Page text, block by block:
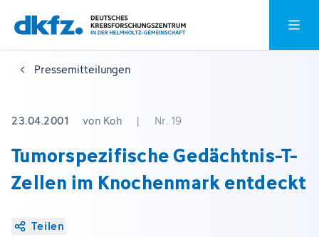
Zum
Hauptinhalt
springen
Zur
Fußzeile
springen
Pressemitteilungen
23.04.2001 von Koh | Nr. 19
Tumorspezifische Gedächtnis-T-
Zellen im Knochenmark entdeckt
Teilen